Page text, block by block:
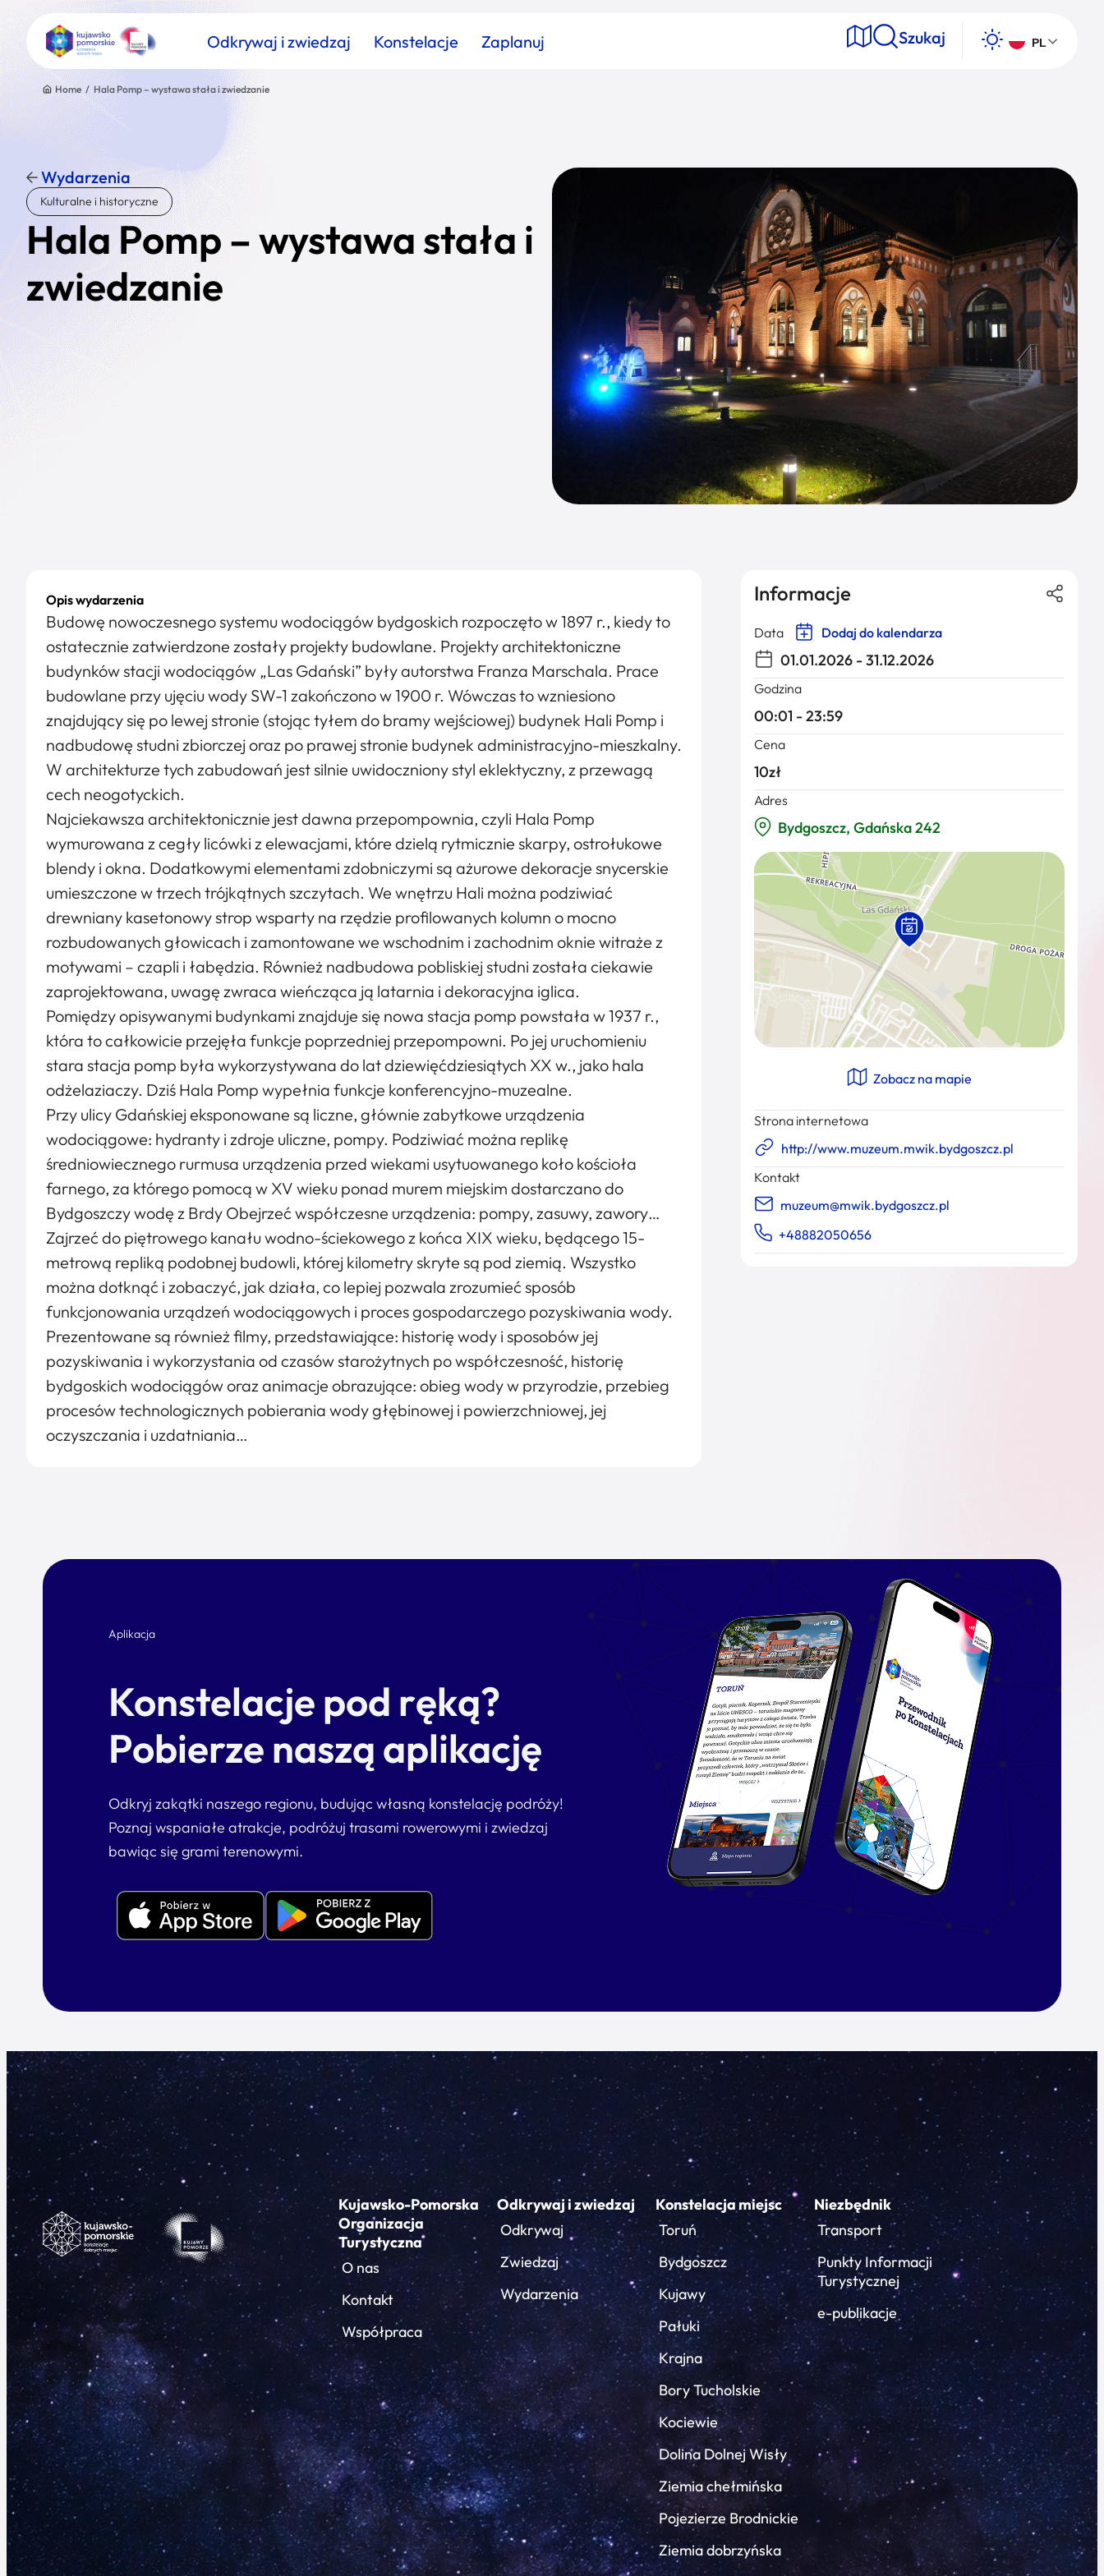
Odkrywaj i zwiedzaj Konstelacje Zaplanuj Szukaj PL
Znajdź atrakcję
Nazwa atrakcji
Home / Hala Pomp – wystawa stała i zwiedzanie
Wydarzenia
Kulturalne i historyczne
Hala Pomp – wystawa stała i
zwiedzanie
Opis wydarzenia
Budowę nowoczesnego systemu wodociągów bydgoskich rozpoczęto w 1897 r., kiedy to
ostatecznie zatwierdzone zostały projekty budowlane. Projekty architektoniczne
budynków stacji wodociągów „Las Gdański” były autorstwa Franza Marschala. Prace
budowlane przy ujęciu wody SW-1 zakończono w 1900 r. Wówczas to wzniesiono
znajdujący się po lewej stronie (stojąc tyłem do bramy wejściowej) budynek Hali Pomp i
nadbudowę studni zbiorczej oraz po prawej stronie budynek administracyjno-mieszkalny.
W architekturze tych zabudowań jest silnie uwidoczniony styl eklektyczny, z przewagą
cech neogotyckich.
Najciekawsza architektonicznie jest dawna przepompownia, czyli Hala Pomp
wymurowana z cegły licówki z elewacjami, które dzielą rytmicznie skarpy, ostrołukowe
blendy i okna. Dodatkowymi elementami zdobniczymi są ażurowe dekoracje snycerskie
umieszczone w trzech trójkątnych szczytach. We wnętrzu Hali można podziwiać
drewniany kasetonowy strop wsparty na rzędzie profilowanych kolumn o mocno
rozbudowanych głowicach i zamontowane we wschodnim i zachodnim oknie witraże z
motywami – czapli i łabędzia. Również nadbudowa pobliskiej studni została ciekawie
zaprojektowana, uwagę zwraca wieńcząca ją latarnia i dekoracyjna iglica.
Pomiędzy opisywanymi budynkami znajduje się nowa stacja pomp powstała w 1937 r.,
która to całkowicie przejęła funkcje poprzedniej przepompowni. Po jej uruchomieniu
stara stacja pomp była wykorzystywana do lat dziewięćdziesiątych XX w., jako hala
odżelaziaczy. Dziś Hala Pomp wypełnia funkcje konferencyjno-muzealne.
Przy ulicy Gdańskiej eksponowane są liczne, głównie zabytkowe urządzenia
wodociągowe: hydranty i zdroje uliczne, pompy. Podziwiać można replikę
średniowiecznego rurmusa urządzenia przed wiekami usytuowanego koło kościoła
farnego, za którego pomocą w XV wieku ponad murem miejskim dostarczano do
Bydgoszczy wodę z Brdy Obejrzeć współczesne urządzenia: pompy, zasuwy, zawory…
Zajrzeć do piętrowego kanału wodno-ściekowego z końca XIX wieku, będącego 15-
metrową repliką podobnej budowli, której kilometry skryte są pod ziemią. Wszystko
można dotknąć i zobaczyć, jak działa, co lepiej pozwala zrozumieć sposób
funkcjonowania urządzeń wodociągowych i proces gospodarczego pozyskiwania wody.
Prezentowane są również filmy, przedstawiające: historię wody i sposobów jej
pozyskiwania i wykorzystania od czasów starożytnych po współczesność, historię
bydgoskich wodociągów oraz animacje obrazujące: obieg wody w przyrodzie, przebieg
procesów technologicznych pobierania wody głębinowej i powierzchniowej, jej
oczyszczania i uzdatniania…
Informacje
Data Dodaj do kalendarza
01.01.2026 - 31.12.2026
Godzina
00:01 - 23:59
Cena
10zł
Adres
Bydgoszcz, Gdańska 242
Zobacz na mapie
Strona internetowa
http://www.muzeum.mwik.bydgoszcz.pl
Kontakt
muzeum@mwik.bydgoszcz.pl
+48882050656
Aplikacja
Konstelacje pod ręką?
Pobierze naszą aplikację
Odkryj zakątki naszego regionu, budując własną konstelację podróży!
Poznaj wspaniałe atrakcje, podróżuj trasami rowerowymi i zwiedzaj
bawiąc się grami terenowymi.
Kujawsko-Pomorska
Organizacja
Turystyczna
O nas
Kontakt
Współpraca
Odkrywaj i zwiedzaj
Odkrywaj
Zwiedzaj
Wydarzenia
Konstelacja miejsc
Toruń
Bydgoszcz
Kujawy
Pałuki
Krajna
Bory Tucholskie
Kociewie
Dolina Dolnej Wisły
Ziemia chełmińska
Pojezierze Brodnickie
Ziemia dobrzyńska
Niezbędnik
Transport
Punkty Informacji
Turystycznej
e-publikacje